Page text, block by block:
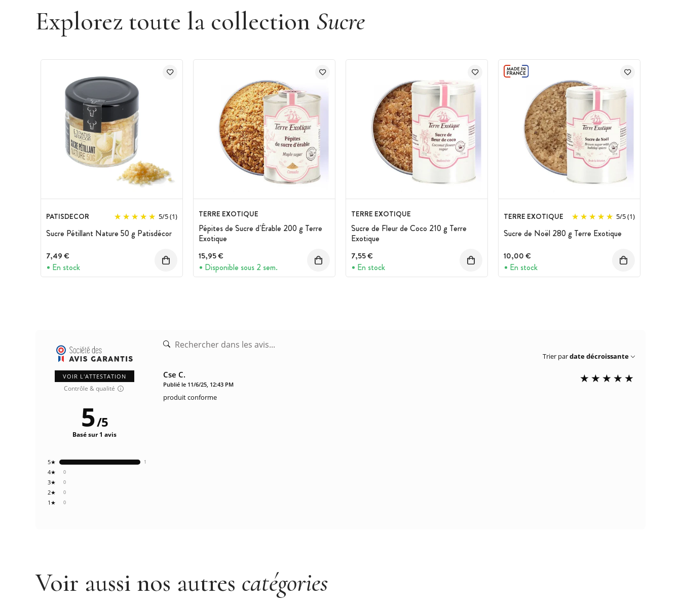
Explorez toute la collection Sucre
PATISDECOR 5/5(1)
Sucre Pétillant Nature 50 g Patisdécor
7,49 €
En stock
TERRE EXOTIQUE
Pépites de Sucre d'Érable 200 g Terre
Exotique
15,95 €
Disponible sous 2 sem.
TERRE EXOTIQUE
Sucre de Fleur de Coco 210 g Terre
Exotique
7,55 €
En stock
TERRE EXOTIQUE 5/5(1)
Sucre de Noël 280 g Terre Exotique
10,00 €
En stock
VOIR L'ATTESTATION
Contrôle & qualité
0
1★
0
2★
0
3★
0
4★
1
5★
5/5
Basé sur 1 avis
Trier pardate décroissante
Cse C.
Publié le 11/6/25, 12:43 PM
produit conforme
Voir aussi nos autres catégories